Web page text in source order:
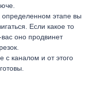
определенном этапе вы
Если какое то
оно продвинет
с каналом и от этого